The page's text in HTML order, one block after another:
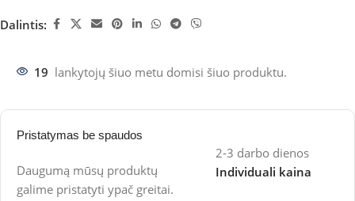
Dalintis:
19 lankytojų šiuo metu domisi šiuo produktu.
Pristatymas be spaudos
Daugumą mūsų produktų
galime pristatyti ypač greitai.
2-3 darbo dienos
Individuali kaina